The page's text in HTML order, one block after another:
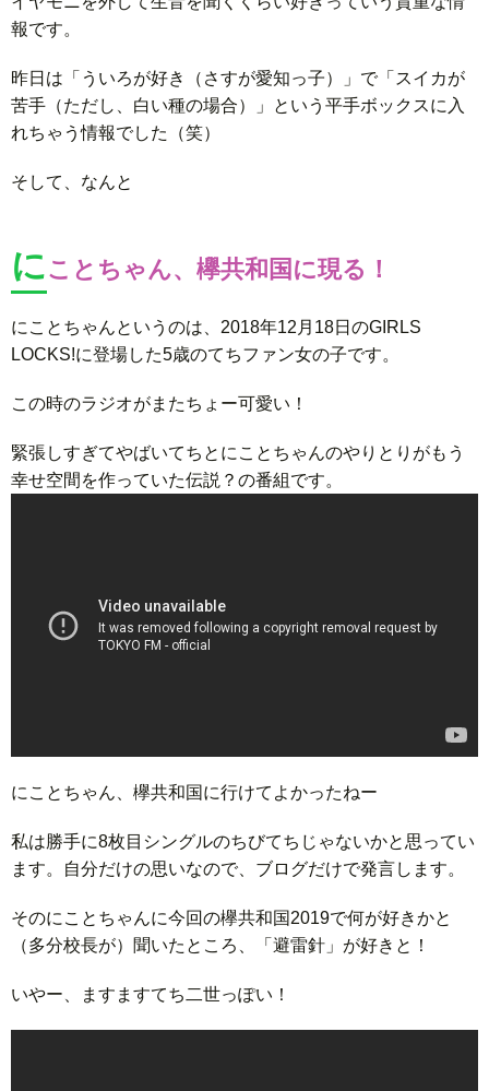
報です。
昨日は「ういろが好き（さすが愛知っ子）」で「スイカが
苦手（ただし、白い種の場合）」という平手ボックスに入
れちゃう情報でした（笑）
そして、なんと
にことちゃん、欅共和国に現る！
にことちゃんというのは、2018年12月18日のGIRLS
LOCKS!に登場した5歳のてちファン女の子です。
この時のラジオがまたちょー可愛い！
緊張しすぎてやばいてちとにことちゃんのやりとりがもう
幸せ空間を作っていた伝説？の番組です。
にことちゃん、欅共和国に行けてよかったねー
私は勝手に8枚目シングルのちびてちじゃないかと思ってい
ます。自分だけの思いなので、ブログだけで発言します。
そのにことちゃんに今回の欅共和国2019で何が好きかと
（多分校長が）聞いたところ、「避雷針」が好きと！
いやー、ますますてち二世っぽい！